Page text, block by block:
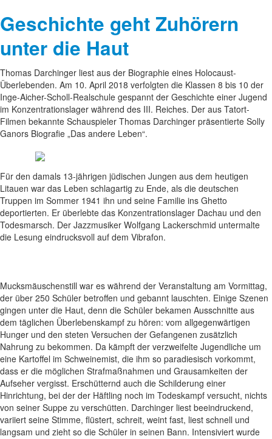
Geschichte geht Zuhörern
unter die Haut
Thomas Darchinger liest aus der Biographie eines Holocaust-
Überlebenden. Am 10. April 2018 verfolgten die Klassen 8 bis 10 der
Inge-Aicher-Scholl-Realschule gespannt der Geschichte einer Jugend
im Konzentrationslager während des III. Reiches. Der aus Tatort-
Filmen bekannte Schauspieler Thomas Darchinger präsentierte Solly
Ganors Biografie „Das andere Leben“.
Für den damals 13-jährigen jüdischen Jungen aus dem heutigen
Litauen war das Leben schlagartig zu Ende, als die deutschen
Truppen im Sommer 1941 ihn und seine Familie ins Ghetto
deportierten. Er überlebte das Konzentrationslager Dachau und den
Todesmarsch. Der Jazzmusiker Wolfgang Lackerschmid untermalte
die Lesung eindrucksvoll auf dem Vibrafon.
Mucksmäuschenstill war es während der Veranstaltung am Vormittag,
der über 250 Schüler betroffen und gebannt lauschten. Einige Szenen
gingen unter die Haut, denn die Schüler bekamen Ausschnitte aus
dem täglichen Überlebenskampf zu hören: vom allgegenwärtigen
Hunger und den steten Versuchen der Gefangenen zusätzlich
Nahrung zu bekommen. Da kämpft der verzweifelte Jugendliche um
eine Kartoffel im Schweinemist, die ihm so paradiesisch vorkommt,
dass er die möglichen Strafmaßnahmen und Grausamkeiten der
Aufseher vergisst. Erschütternd auch die Schilderung einer
Hinrichtung, bei der der Häftling noch im Todeskampf versucht, nichts
von seiner Suppe zu verschütten. Darchinger liest beeindruckend,
variiert seine Stimme, flüstert, schreit, weint fast, liest schnell und
langsam und zieht so die Schüler in seinen Bann. Intensiviert wurde